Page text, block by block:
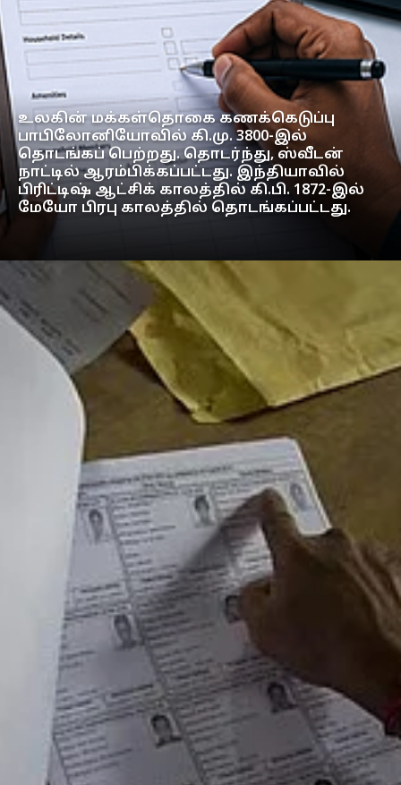
உலகின் மக்கள்தொகை கணக்கெடுப்பு
பாபிலோனியோவில் கி.மு. 3800-இல்
தொடங்கப் பெற்றது. தொடர்ந்து, ஸ்வீடன்
நாட்டில் ஆரம்பிக்கப்பட்டது. இந்தியாவில்
பிரிட்டிஷ் ஆட்சிக் காலத்தில் கி.பி. 1872-இல்
மேயோ பிரபு காலத்தில் தொடங்கப்பட்டது.